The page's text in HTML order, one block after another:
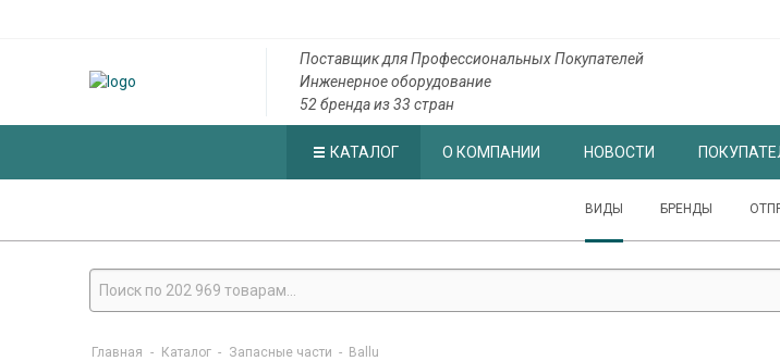
Поставщик для Профессиональных Покупателей
Инженерное оборудование
52 бренда из 33 стран
КАТАЛОГ О КОМПАНИИ НОВОСТИ
ВИДЫ БРЕНДЫ
Главная - Каталог - Запасные части - Ballu